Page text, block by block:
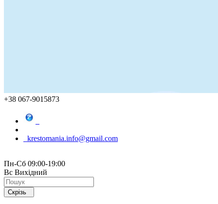
+38 067-9015873
krestomania.info@gmail.com
Пн-Сб 09:00-19:00
Вс Вихідний
Скрізь